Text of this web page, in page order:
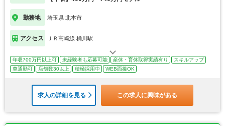
勤務地 埼玉県 北本市
アクセス ＪＲ高崎線 桶川駅
年収700万円以上可 未経験者も応募可能 産休・育休取得実績有り
スキルアップ
車通勤可
店舗数30以上 積極採用中 WEB面接OK
求人の詳細を見る この求人に興味がある